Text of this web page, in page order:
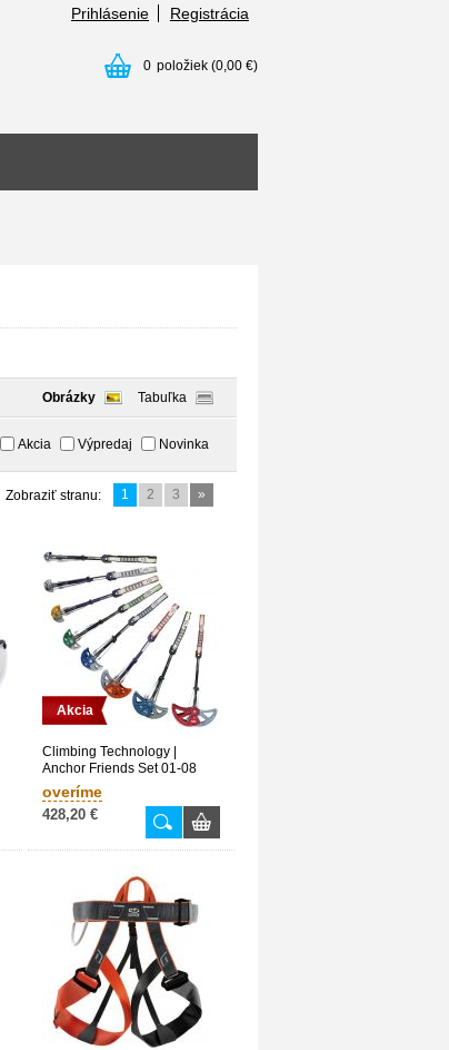
Prihlásenie Registrácia
0 položiek (0,00 €)
Obrázky Tabuľka
Akcia Výpredaj Novinka
Zobraziť stranu: 1 2 3 »
Akcia
Climbing Technology |
Anchor Friends Set 01-08
overíme
428,20 €